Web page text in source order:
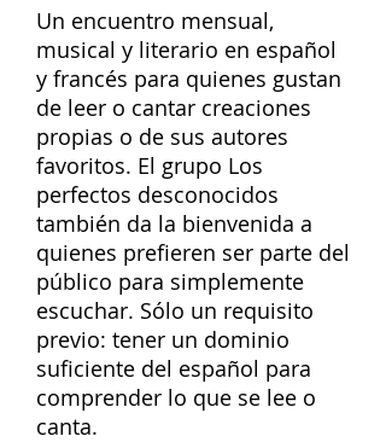
Un encuentro mensual,
musical y literario en español
y francés para quienes gustan
de leer o cantar creaciones
propias o de sus autores
favoritos. El grupo Los
perfectos desconocidos
también da la bienvenida a
quienes prefieren ser parte del
público para simplemente
escuchar. Sólo un requisito
previo: tener un dominio
suficiente del español para
comprender lo que se lee o
canta.